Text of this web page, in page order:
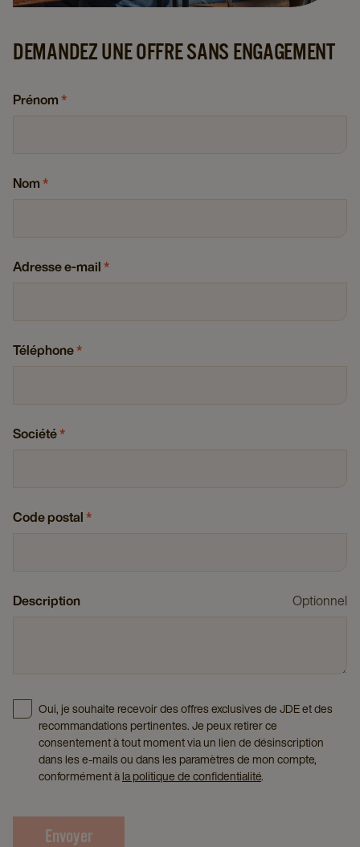
DEMANDEZ UNE OFFRE SANS ENGAGEMENT
Prénom*
Nom*
Adresse e-mail*
Téléphone*
Société*
Code postal*
Description Optionnel
Oui, je souhaite recevoir des offres exclusives de JDE et des
recommandations pertinentes. Je peux retirer ce
consentement à tout moment via un lien de désinscription
dans les e-mails ou dans les paramètres de mon compte,
conformément àla politique de confidentialité.
Envoyer